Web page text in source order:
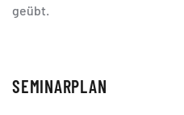
geübt.
SEMINARPLAN